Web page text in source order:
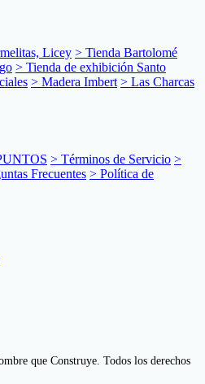
Licey > Tienda Bartolomé
> Tienda de exhibición Santo
> Madera Imbert > Las Charcas
> Términos de Servicio >
Frecuentes > Política de
que Construye. Todos los derechos